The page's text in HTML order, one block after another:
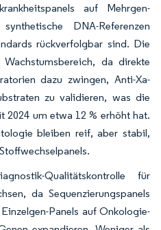
auf Mehrgen-
DNA-Referenzen
rückverfolgbar sind. Die
da direkte
dazu zwingen, Anti-Xa-
zu validieren, was die
2024 um etwa 12 % erhöht hat.
bleiben reif, aber stabil,
Qualitätskontrolle für
da Sequenzierungspanels
Panels auf Onkologie-